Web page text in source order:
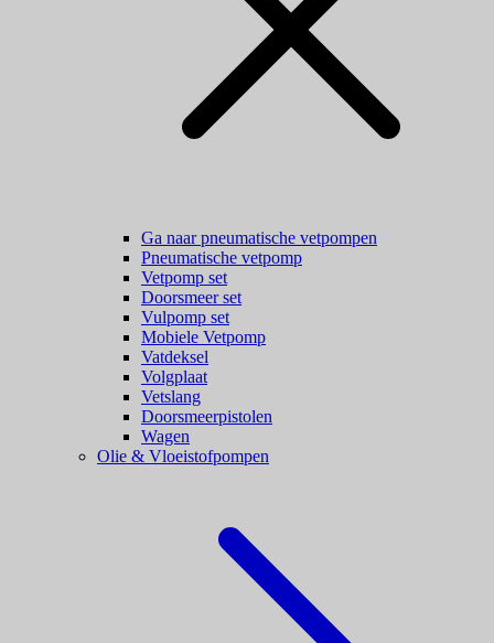
Ga naar pneumatische vetpompen
Pneumatische vetpomp
Vetpomp set
Doorsmeer set
Vulpomp set
Mobiele Vetpomp
Vatdeksel
Volgplaat
Vetslang
Doorsmeerpistolen
Wagen
Olie & Vloeistofpompen